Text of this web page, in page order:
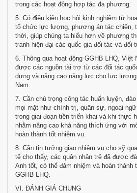
trong các hoạt động hợp tác đa phương.
5. Có điều kiện học hỏi kinh nghiệm từ
tổ chức lực lượng, phương án tác chiến,
thời, giúp chúng ta hiểu hơn về phương
tranh hiện đại các quốc gia đối tác và đối
6. Thông qua hoạt động GGHB LHQ, Việt
được các nguồn tài trợ từ các đối tác
dựng và nâng cao năng lực cho lưc
Nam.
7. Cần chú trọng công tác huấn luyện,
mọi mặt như chính trị, quân sự, ngoại
trong giai đoạn tiền triển khai và khi thực
nhằm nâng cao khả năng thích ứng với
hoàn thành tốt nhiệm vụ.
8. Cần tin tưởng giao nhiệm vụ cho sỹ
tế cho thấy, các quân nhân trẻ đã được
Anh tốt, có thể đảm nhiệm và hoàn thành
GGHB LHQ.
VI. ĐÁNH GIÁ CHUNG